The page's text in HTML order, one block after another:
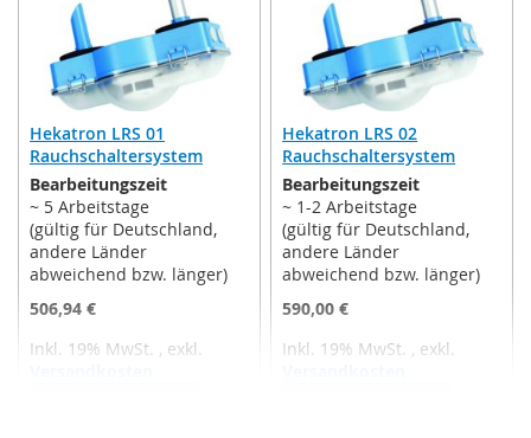
Hekatron LRS 01
Rauchschaltersystem
Bearbeitungszeit
~ 5 Arbeitstage
(gültig für Deutschland,
andere Länder
abweichend bzw. länger)
506,94 €
Inkl. 19% MwSt. , exkl.
Hekatron LRS 02
Rauchschaltersystem
Bearbeitungszeit
~ 1-2 Arbeitstage
(gültig für Deutschland,
andere Länder
abweichend bzw. länger)
590,00 €
Inkl. 19% MwSt. , exkl.